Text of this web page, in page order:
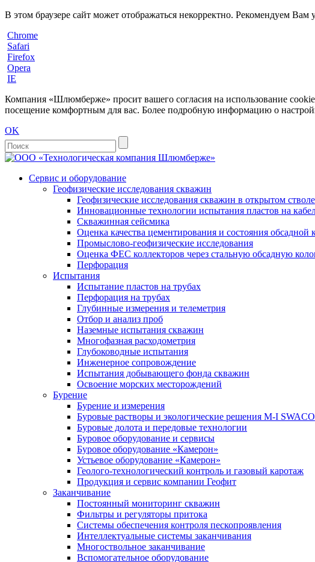
В этом браузере сайт может отображаться некорректно. Рекомендуем Вам
Chrome
Safari
Firefox
Opera
IE
Компания «Шлюмберже» просит вашего согласия на использование
посещение комфортным для вас. Более подробную информацию о
OK
Сервис и оборудование
Геофизические исследования скважин
Геофизические исследования скважин в открытом стволе
Инновационные технологии испытания пластов на
Скважинная сейсмика
Оценка качества цементирования и состояния обсадной
Промыслово-геофизические исследования
Оценка ФЕС коллекторов через стальную обсадную
Перфорация
Испытания
Испытание пластов на трубах
Перфорация на трубах
Глубинные измерения и телеметрия
Отбор и анализ проб
Наземные испытания скважин
Многофазная расходометрия
Глубоководные испытания
Инженерное сопровождение
Испытания добывающего фонда скважин
Освоение морских месторождений
Бурение
Бурение и измерения
Буровые растворы и экологические решения M-I SWACO
Буровые долота и передовые технологии
Буровое оборудование и сервисы
Буровое оборудование «Камерон»
Устьевое оборудование «Камерон»
Геолого-технологический контроль и газовый каротаж
Продукция и сервис компании Геофит
Заканчивание
Постоянный мониторинг скважин
Фильтры и регуляторы притока
Cистемы обеспечения контроля пескопроявления
Интеллектуальные системы заканчивания
Многоствольное заканчивание
Вспомогательное оборудование